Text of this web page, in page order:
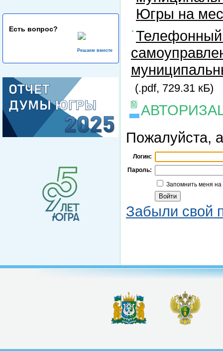
Есть вопрос?
Решаем вместе
Югры на
Телефонный
(.pdf, 729.31 кБ)
Пожалуйста,
Логин:
Пароль:
Запомнить меня
Забыли свой